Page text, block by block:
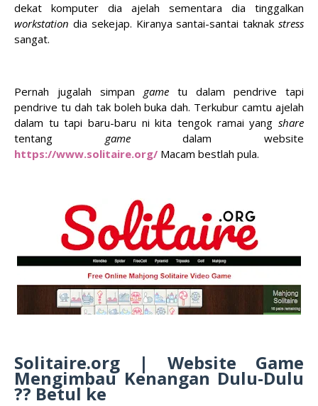
dekat komputer dia ajelah sementara dia tinggalkan
workstation dia sekejap. Kiranya santai-santai taknak stress
sangat.
Pernah jugalah simpan game tu dalam pendrive tapi
pendrive tu dah tak boleh buka dah. Terkubur camtu ajelah
dalam tu tapi baru-baru ni kita tengok ramai yang share
tentang gamedalam website
https://www.solitaire.org/ Macam bestlah pula.
Solitaire.org | Website Game
Mengimbau Kenangan Dulu-Dulu
?? Betul ke